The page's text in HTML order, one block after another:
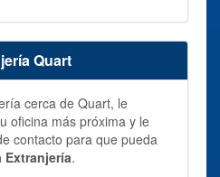
Quart
cerca de Quart, le
oficina más próxima y le
contacto para que pueda
Extranjería.